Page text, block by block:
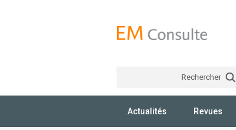
Rechercher
Actualités Revues